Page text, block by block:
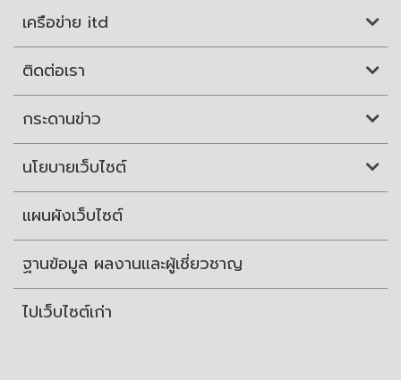
เครือข่าย itd
ติดต่อเรา
กระดานข่าว
นโยบายเว็บไซต์
แผนผังเว็บไซต์
ฐานข้อมูล ผลงานและผู้เชี่ยวชาญ
ไปเว็บไซต์เก่า